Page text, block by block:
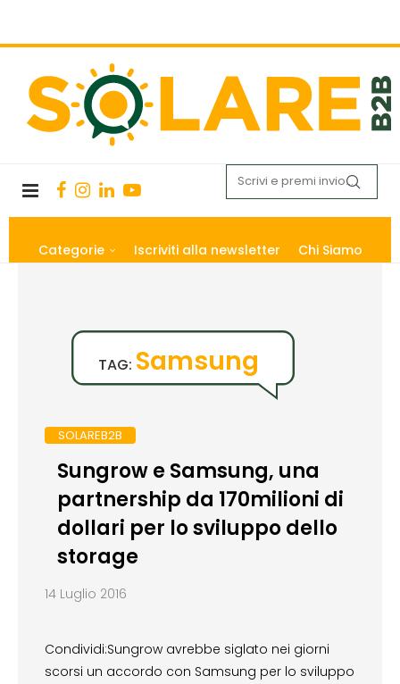
Categorie Iscriviti alla newsletter Chi Siamo
TAG: Samsung
SOLAREB2B
Sungrow e Samsung, una
partnership da 170milioni di
dollari per lo sviluppo dello
storage
14 Luglio 2016
Condividi:Sungrow avrebbe siglato nei giorni
scorsi un accordo con Samsung per lo sviluppo